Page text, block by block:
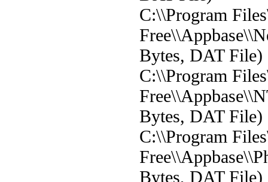
C:\\Program
Bytes, DAT File)
C:\\Program
Bytes, DAT File)
C:\\Program
Bytes, DAT File)